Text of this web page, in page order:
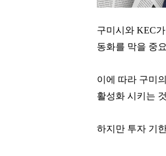
구미시와 KEC
동화를 막을 중
이에 따라 구미
활성화 시키는
하지만 투자 기